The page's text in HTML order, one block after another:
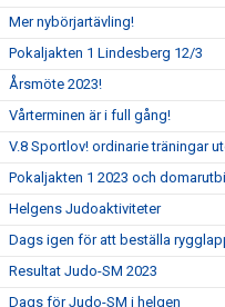
Mer nybörjartävling!
Pokaljakten 1 Lindesberg 12/3
Årsmöte 2023!
Vårterminen är i full gång!
V.8 Sportlov! ordinarie träningar
Pokaljakten 1 2023 och
Helgens Judoaktiviteter
Dags igen för att beställa
Resultat Judo-SM 2023
Dags för Judo-SM i helgen